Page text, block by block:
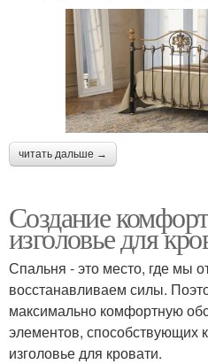
читать дальше →
Создание
изголовье для
Спальня - это место, где мы
восстанавливаем силы.
максимально комфортную
элементов, способствующих
изголовье для кровати.